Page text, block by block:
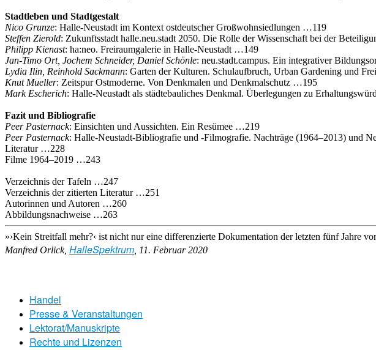
Stadtleben und Stadtgestalt
Nico Grunze: Halle‐Neustadt im Kontext ostdeutscher Großwohnsiedlungen …119
Steffen Zierold: Zukunftsstadt halle.neu.stadt 2050. Die Rolle der Wissenschaft bei der
Philipp Kienast: ha:neo. Freiraumgalerie in Halle‐Neustadt …149
Jan‐Timo Ort, Jochem Schneider, Daniel Schönle: neu.stadt.campus. Ein integrativer
Lydia Ilin, Reinhold Sackmann: Garten der Kulturen. Schulaufbruch, Urban Gardening und
Knut Mueller: Zeitspur Ostmoderne. Von Denkmalen und Denkmalschutz …195
Mark Escherich: Halle‐Neustadt als städtebauliches Denkmal. Überlegungen zu
Fazit und Bibliografie
Peer Pasternack: Einsichten und Aussichten. Ein Resümee …219
Peer Pasternack: Halle‐Neustadt‐Bibliografie und ‐Filmografie. Nachträge (1964–2013) und
Literatur …228
Filme 1964–2019 …243
Verzeichnis der Tafeln …247
Verzeichnis der zitierten Literatur …251
Autorinnen und Autoren …260
Abbildungsnachweise …263
»›Kein Streitfall mehr?‹ ist nicht nur eine differenzierte Dokumentation der letzten fünf Jahre
Manfred Orlick, HalleSpektrum , 11. Februar 2020
Handel
Presse & Veranstaltungen
Lektorat/Manuskripte
Rechte und Lizenzen